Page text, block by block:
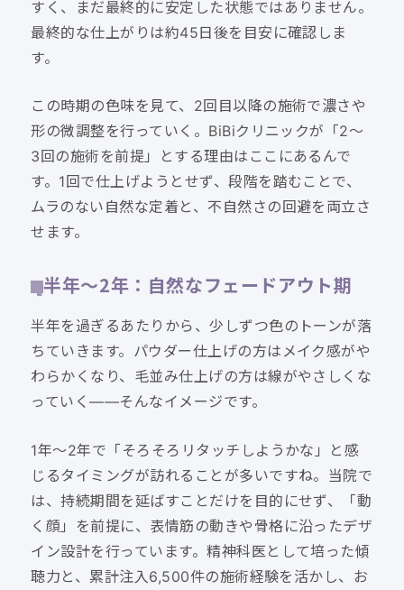
すく、まだ最終的に安定した状態ではありません。
最終的な仕上がりは約45日後を目安に確認しま
す。
この時期の色味を見て、2回目以降の施術で濃さや
形の微調整を行っていく。BiBiクリニックが「2〜
3回の施術を前提」とする理由はここにあるんで
す。1回で仕上げようとせず、段階を踏むことで、
ムラのない自然な定着と、不自然さの回避を両立さ
せます。
半年〜2年：自然なフェードアウト期
半年を過ぎるあたりから、少しずつ色のトーンが落
ちていきます。パウダー仕上げの方はメイク感がや
わらかくなり、毛並み仕上げの方は線がやさしくな
っていく——そんなイメージです。
1年〜2年で「そろそろリタッチしようかな」と感
じるタイミングが訪れることが多いですね。当院で
は、持続期間を延ばすことだけを目的にせず、「動
く顔」を前提に、表情筋の動きや骨格に沿ったデザ
イン設計を行っています。精神科医として培った傾
聴力と、累計注入6,500件の施術経験を活かし、お